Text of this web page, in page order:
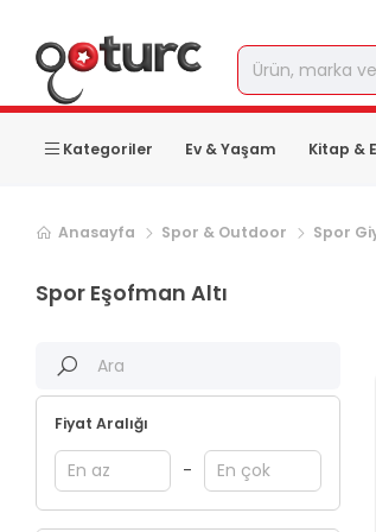
Kategoriler Ev & Yaşam Kitap &
Anasayfa Spor & Outdoor Spor
Spor Eşofman Altı
Fiyat Aralığı
-